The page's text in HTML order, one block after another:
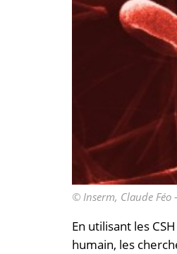
© Inserm, Claude Féo
En utilisant les
humain, les